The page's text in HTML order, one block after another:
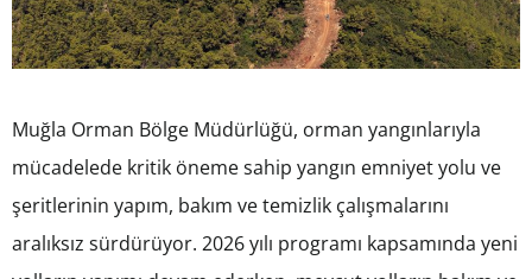
Muğla Orman Bölge Müdürlüğü, orman yangınlarıyla
mücadelede kritik öneme sahip yangın emniyet yolu ve
şeritlerinin yapım, bakım ve temizlik çalışmalarını
aralıksız sürdürüyor. 2026 yılı programı kapsamında yeni